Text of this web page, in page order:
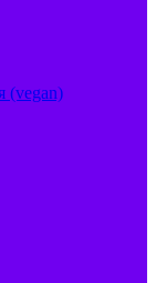
(vegan)